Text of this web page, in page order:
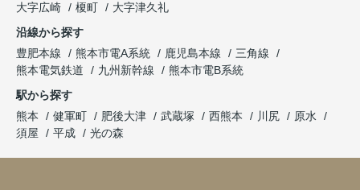
大字広崎
榎町
大字津久礼
沿線から探す
豊肥本線
熊本市電A系統 鹿児島本線
三角線
熊本電気鉄道
九州新幹線
熊本市電B系統
駅から探す
熊本
健軍町 肥後大津 武蔵塚 西熊本 川尻
原水
須屋
平成 光の森